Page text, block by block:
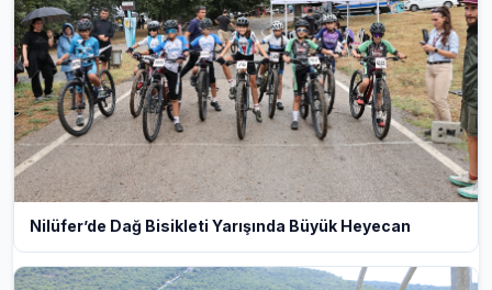
Nilüfer’de Dağ Bisikleti Yarışında Büyük Heyecan